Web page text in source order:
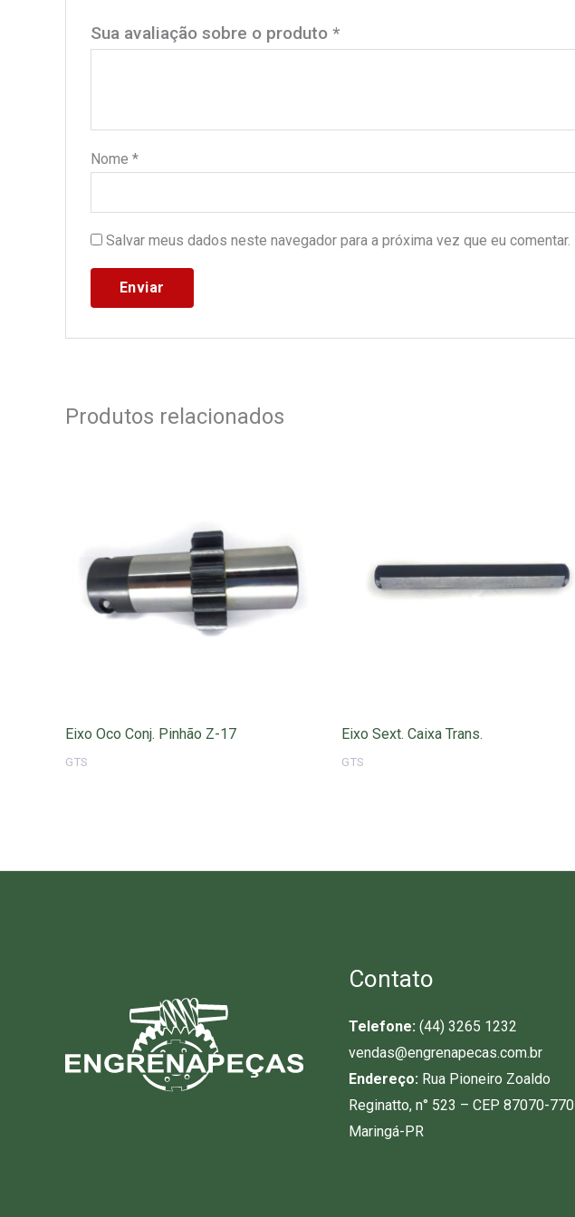
Sua avaliação sobre o produto *
Nome *
Salvar meus dados neste navegador para a próxima vez que eu comentar.
Produtos relacionados
Eixo Oco Conj. Pinhão Z-17
GTS
Eixo Sext. Caixa Trans.
GTS
Contato
Telefone: (44) 3265 1232
vendas@engrenapecas.com.br
Endereço: Rua Pioneiro Zoaldo
Reginatto, n° 523 – CEP 87070-770 |
Maringá-PR